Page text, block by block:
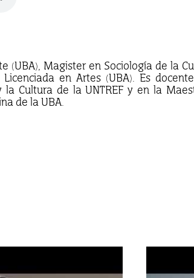
(UBA), Magister en Sociología de la
Licenciada en Artes (UBA). Es
Cultura de la UNTREF y en la
de la UBA.